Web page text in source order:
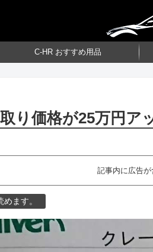
C-HR おすすめ用品
り価格が25万円ア
記事内に広告が
ます。